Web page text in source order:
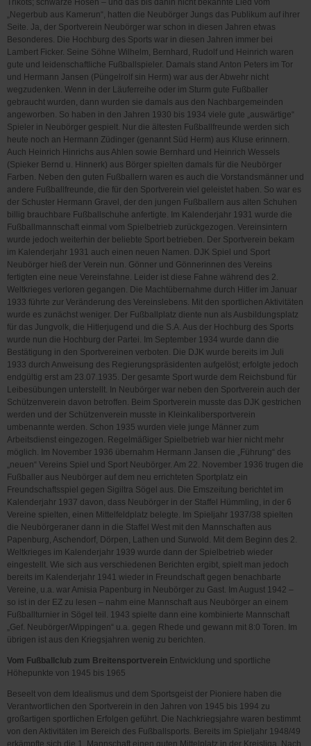
Trikots; schwarze Hosen – und das bis dahin nicht bekannte Lied vom
„Negerbub aus Kamerun“, hatten die Neubörger Jungs das Publikum auf ihrer
Seite. Ja, der Sportverein Neubörger war schon in diesen Jahren etwas
Besonderes. Die Hochburg des Sports war in diesen Jahren immer bei
Lambert Ficker. Seine Söhne Wilhelm, Bernhard, Rudolf und Heinrich waren
gute und leidenschaftliche Fußballspieler. Damals stand Anton Peters im Tor
und Hermann Jansen (Püngelrolf sin Herm) war aus der Abwehr nicht
wegzudenken. Wenn in der Läuferreihe oder im Sturm gute Fußballer
gebraucht wurden, dann wurden sie damals aus den Nachbargemeinden
angeworben. So haben in den Jahren 1930 bis 1934 viele gute „auswärtige“
Spieler in Neubörger gespielt. Nur die ältesten Fußballfreunde werden sich
heute noch an Hermann Züdinger (genannt Süd Herm) aus Kluse erinnern.
Auch Heinrich Hinrichs aus Ahlen sowie Bernhard und Heinrich Wessels
(Spieker Bernd u. Hinnerk) aus Börger spielten damals für die Neubörger
Farben. Neben den guten Fußballern waren es auch die Vorstandsmänner und
andere Fußballfreunde, die für den Sportverein viel geleistet haben. So war es
der Schuster Hermann Gravel, der den jungen Fußballern aus alten Schuhen
billig brauchbare Fußballschuhe anfertigte. Im Kalenderjahr 1931 wurde die
Fußballmannschaft einmal vom Spielbetrieb zurückgezogen. Vereinsintern
wurde jedoch weiterhin der beliebte Sport betrieben. Der Sportverein bekam
im Kalenderjahr 1931 auch einen neuen Namen. DJK Spiel und Sport
Neubörger hieß der Verein nun. Gönner und Gönnerinnen des Vereins
fertigten eine neue Vereinsfahne. Leider ist diese Fahne während des 2.
Weltkrieges verloren gegangen. Die Machtübernahme durch Hitler im Januar
1933 führte zur Veränderung des Vereinslebens. Mit den sportlichen Aktivitäten
wurde es zunächst weniger. Der Fußballplatz diente nun als Ausbildungsplatz
für das Jungvolk, die Hitlerjugend und die S.A. Aus der Hochburg des Sports
wurde nun die Hochburg der Partei. Im September 1934 wurde dann die
Bestätigung in den Sportvereinen verboten. Die DJK wurde bereits im Juli
1933 durch Anweisung des Regierungspräsidenten aufgelöst; erfolgte jedoch
endgültig erst am 23.07.1935. Der gesamte Sport wurde dem Reichsbund für
Leibesübungen unterstellt. In Neubörger war neben den Sportverein auch der
Schützenverein davon betroffen. Beim Sportverein musste das DJK gestrichen
werden und der Schützenverein musste in Kleinkalibersportverein
umbenannte werden. Schon 1935 wurden viele junge Männer zum
Arbeitsdienst eingezogen. Regelmäßiger Spielbetrieb war hier nicht mehr
möglich. Im November 1936 übernahm Hermann Jansen die „Führung“ des
„neuen“ Vereins Spiel und Sport Neubörger. Am 22. November 1936 trugen die
Fußballer aus Neubörger auf dem neu errichteten Sportplatz ein
Freundschaftsspiel gegen Sigiltra Sögel aus. Die Emszeitung berichtet im
Kalenderjahr 1937 davon, dass Neubörger in der Staffel Hümmling, in der 6
Vereine spielten, einen Mittelfeldplatz belegte. Im Spieljahr 1937/38 spielten
die Neubörgeraner dann in die Staffel West mit den Mannschaften aus
Papenburg, Aschendorf, Dörpen, Lathen und Surwold. Mit dem Beginn des 2.
Weltkrieges im Kalenderjahr 1939 wurde dann der Spielbetrieb wieder
eingestellt. Wie sich aus verschiedenen Berichten ergibt, spielt man jedoch
bereits im Kalenderjahr 1941 wieder in Freundschaft gegen benachbarte
Vereine, u.a. war Amisia Papenburg in Neubörger zu Gast. Im August 1942 –
so ist in der EZ zu lesen – nahm eine Mannschaft aus Neubörger an einem
Fußballturnier in Sögel teil. 1943 spielte dann eine kombinierte Mannschaft
„Gef. Neubörger/Wippingen“ u.a. gegen Rhede und gewann mit 8:0 Toren. Im
übrigen ist aus den Kriegsjahren wenig zu berichten.
Vom Fußballclub zum Breitensportverein Entwicklung und sportliche
Höhepunkte von 1945 bis 1965
Beseelt von dem Idealismus und dem Sportsgeist der Pioniere haben die
Verantwortlichen den Sportverein in den Jahren von 1945 bis 1994 zu
großartigen sportlichen Erfolgen geführt. Die Nachkriegsjahre waren bestimmt
von den Aktivitäten im Bereich des Fußballsports. Bereits im Spieljahr 1948/49
erkämpfte sich die 1. Mannschaft einen guten Mittelplatz in der Kreisliga. Nach